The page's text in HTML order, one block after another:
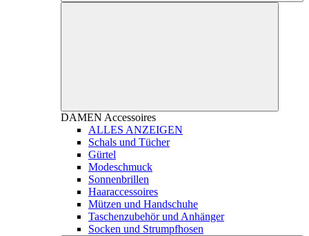
DAMEN Accessoires
ALLES ANZEIGEN
Schals und Tücher
Gürtel
Modeschmuck
Sonnenbrillen
Haaraccessoires
Mützen und Handschuhe
Taschenzubehör und Anhänger
Socken und Strumpfhosen